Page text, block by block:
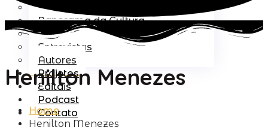
Lei Rouanet
Panorama da Cultura
Política
Entrevistas
Autores
Projetos
Editais
Podcast
Contato
Henilton Menezes
Home
Henilton Menezes